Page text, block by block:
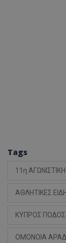
Tags
11η ΑΓΩΝΙΣΤΙΚΗ
ΑΘΛΗΤΙΚΕΣ
ΚΥΠΡΟΣ
ΟΜΟΝΟΙΑ